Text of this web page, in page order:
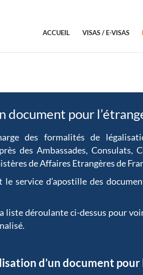
ACCUEIL VISAS / E-VISAS
document pour
des formalités de
des Ambassades, Consulats,
de Affaires Etrangères de
le service d’apostille des
liste déroulante ci-dessus pour
d’un document pour